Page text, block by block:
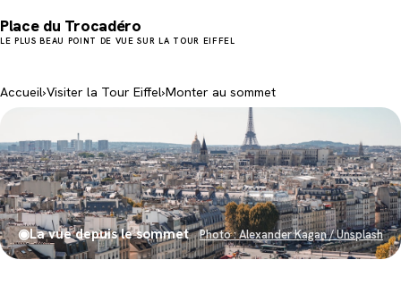
Place du Trocadéro
LE PLUS BEAU POINT DE VUE SUR LA TOUR EIFFEL
Accueil›Visiter la Tour Eiffel›Monter au sommet
◉La vue depuis le sommet Photo : Alexander Kagan / Unsplash